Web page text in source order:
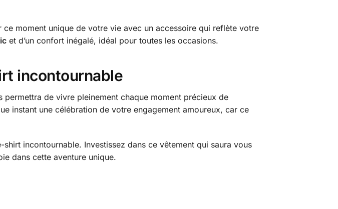
moment unique de votre vie avec un accessoire qui reflète votre
et d’un confort inégalé, idéal pour toutes les occasions.
incontournable
de vivre pleinement chaque moment précieux de
instant une célébration de votre engagement amoureux, car ce
incontournable. Investissez dans ce vêtement qui saura vous
dans cette aventure unique.